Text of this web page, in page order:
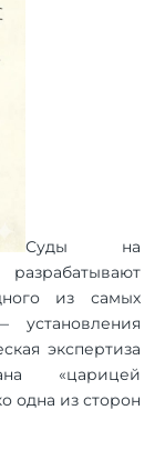
Суды на
из самых
экспертиза
«царицей
одна из сторон